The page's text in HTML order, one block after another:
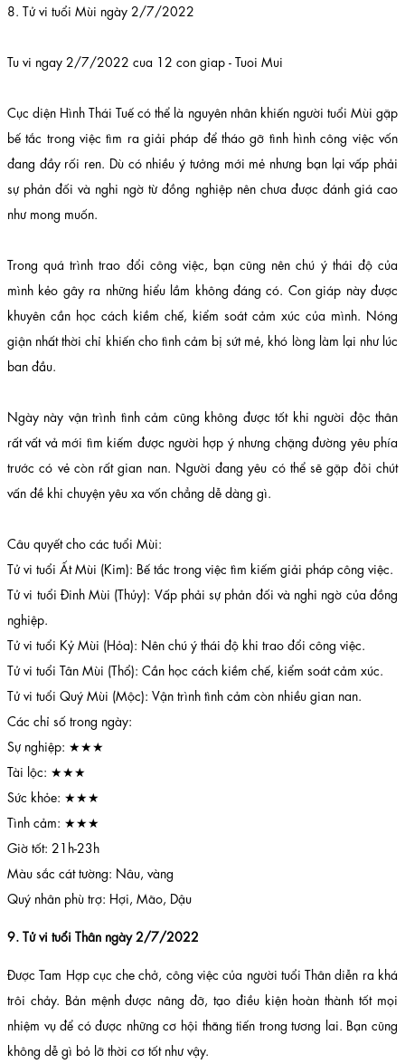
8. Tử vi tuổi Mùi ngày 2/7/2022
Tu vi ngay 2/7/2022 cua 12 con giap - Tuoi Mui
Cục diện Hình Thái Tuế có thể là nguyên nhân khiến người tuổi Mùi gặp
bế tắc trong việc tìm ra giải pháp để tháo gỡ tình hình công việc vốn
đang đầy rối ren. Dù có nhiều ý tưởng mới mẻ nhưng bạn lại vấp phải
sự phản đối và nghi ngờ từ đồng nghiệp nên chưa được đánh giá cao
như mong muốn.
Trong quá trình trao đổi công việc, bạn cũng nên chú ý thái độ của
mình kẻo gây ra những hiểu lầm không đáng có. Con giáp này được
khuyên cần học cách kiềm chế, kiểm soát cảm xúc của mình. Nóng
giận nhất thời chỉ khiến cho tình cảm bị sứt mẻ, khó lòng làm lại như lúc
ban đầu.
Ngày này vận trình tình cảm cũng không được tốt khi người độc thân
rất vất vả mới tìm kiếm được người hợp ý nhưng chặng đường yêu phía
trước có vẻ còn rất gian nan. Người đang yêu có thể sẽ gặp đôi chút
vấn đề khi chuyện yêu xa vốn chẳng dễ dàng gì.
Câu quyết cho các tuổi Mùi:
Tử vi tuổi Ất Mùi (Kim): Bế tắc trong việc tìm kiếm giải pháp công việc.
Tử vi tuổi Đinh Mùi (Thủy): Vấp phải sự phản đối và nghi ngờ của đồng
nghiệp.
Tử vi tuổi Kỷ Mùi (Hỏa): Nên chú ý thái độ khi trao đổi công việc.
Tử vi tuổi Tân Mùi (Thổ): Cần học cách kiềm chế, kiểm soát cảm xúc.
Tử vi tuổi Quý Mùi (Mộc): Vận trình tình cảm còn nhiều gian nan.
Các chỉ số trong ngày:
Sự nghiệp: ★★★
Tài lộc: ★★★
Sức khỏe: ★★★
Tình cảm: ★★★
Giờ tốt: 21h-23h
Màu sắc cát tường: Nâu, vàng
Quý nhân phù trợ: Hợi, Mão, Dậu
9. Tử vi tuổi Thân ngày 2/7/2022
Được Tam Hợp cục che chở, công việc của người tuổi Thân diễn ra khá
trôi chảy. Bản mệnh được nâng đỡ, tạo điều kiện hoàn thành tốt mọi
nhiệm vụ để có được những cơ hội thăng tiến trong tương lai. Bạn cũng
không dễ gì bỏ lỡ thời cơ tốt như vậy.